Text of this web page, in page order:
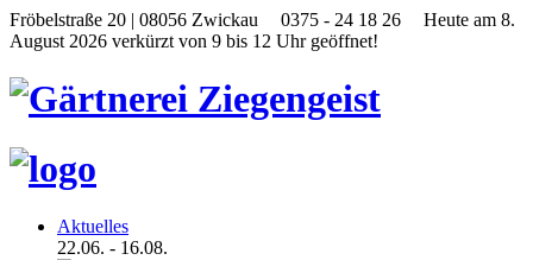
Fröbelstraße 20 | 08056 Zwickau 0375 - 24 18 26
Heute am 8.
August 2026 verkürzt von 9 bis 12 Uhr geöffnet!
Aktuelles
22.06. - 16.08.